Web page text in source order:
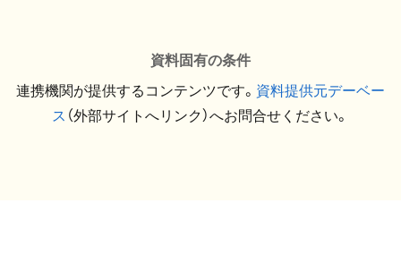
資料固有の条件
連携機関が提供するコンテンツです。 資料提供元デーベー
ス （外部サイトへリンク）へお問合せください。